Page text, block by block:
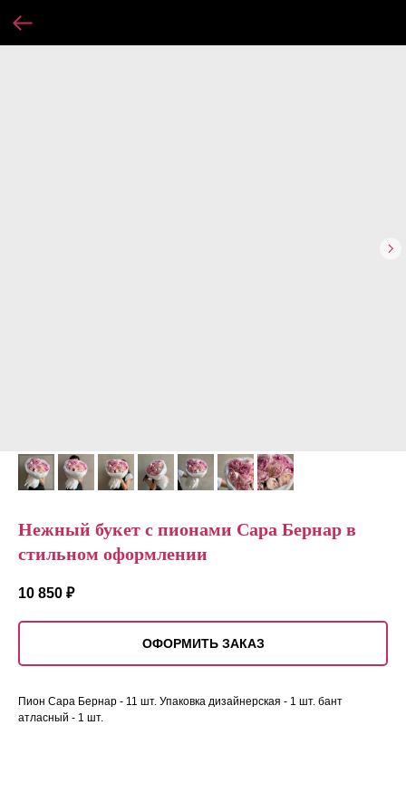
Нежный букет с пионами Сара Бернар в
стильном оформлении
10 850 ₽
ОФОРМИТЬ ЗАКАЗ
Пион Сара Бернар - 11 шт. Упаковка дизайнерская - 1 шт. бант
атласный - 1 шт.